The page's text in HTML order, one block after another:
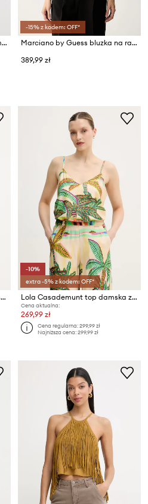
Medicine bluzka koszulowa damska lniana
-15% z kodem: OFF*
Marciano by Guess bluzka na ramiączkach damska ROMA
389,99 zł
Marc Aurel bluzka damska z wiskozy
-10%
extra -5% z kodem: OFF*
Lola Casademunt top damska z wiskozy
Cena aktualna:
269,99 zł
Cena regularna:299,99 zł
Najniższa cena:299,99 zł